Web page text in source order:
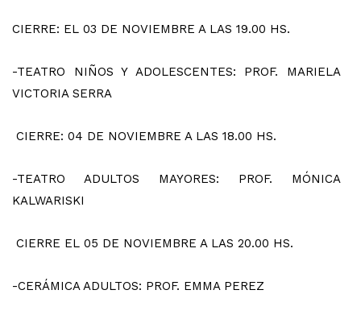
CIERRE: EL 03 DE NOVIEMBRE A LAS 19.00 HS.
-TEATRO NIÑOS Y ADOLESCENTES: PROF. MARIELA
VICTORIA SERRA
CIERRE: 04 DE NOVIEMBRE A LAS 18.00 HS.
-TEATRO ADULTOS MAYORES: PROF. MÓNICA
KALWARISKI
CIERRE EL 05 DE NOVIEMBRE A LAS 20.00 HS.
-CERÁMICA ADULTOS: PROF. EMMA PEREZ